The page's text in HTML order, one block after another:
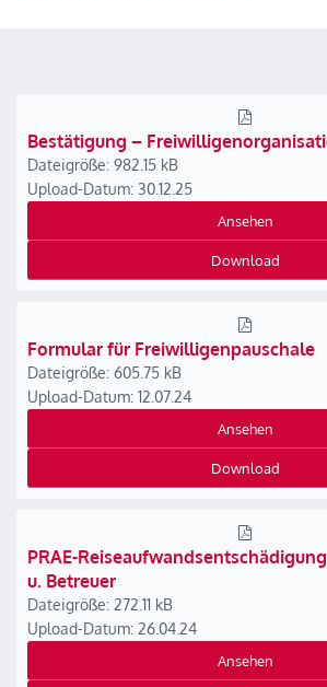
Bestätigung –
Dateigröße: 982.15 kB
Upload-Datum: 30.12.25
Ansehen
Download
Formular für Freiwilligenpauschale
Dateigröße: 605.75 kB
Upload-Datum: 12.07.24
Ansehen
Download
PRAE-
u. Betreuer
Dateigröße: 272.11 kB
Upload-Datum: 26.04.24
Ansehen